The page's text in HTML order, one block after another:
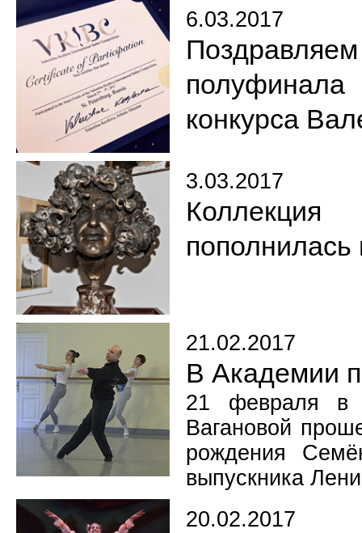
6.03.2017
конкурса
3.03.2017
21.02.2017
В Академии
21 февраля в
Вагановой
рождения
выпускника
20.02.2017